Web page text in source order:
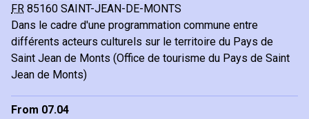
FR 85160 SAINT-JEAN-DE-MONTS
Dans le cadre d'une programmation commune entre
différents acteurs culturels sur le territoire du Pays de
Saint Jean de Monts (Office de tourisme du Pays de Saint
Jean de Monts)
From 07.04